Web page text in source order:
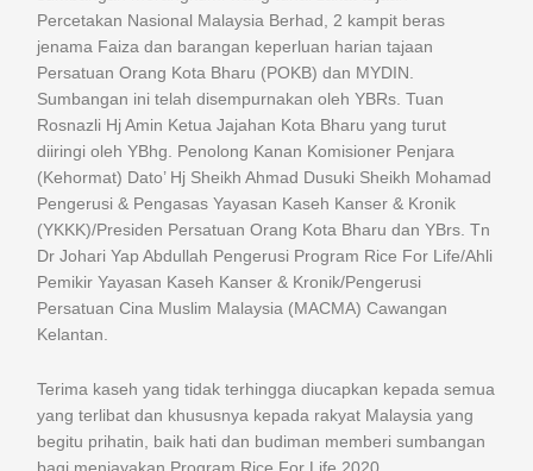
Percetakan Nasional Malaysia Berhad, 2 kampit beras
jenama Faiza dan barangan keperluan harian tajaan
Persatuan Orang Kota Bharu (POKB) dan MYDIN.
Sumbangan ini telah disempurnakan oleh YBRs. Tuan
Rosnazli Hj Amin Ketua Jajahan Kota Bharu yang turut
diiringi oleh YBhg. Penolong Kanan Komisioner Penjara
(Kehormat) Dato’ Hj Sheikh Ahmad Dusuki Sheikh Mohamad
Pengerusi & Pengasas Yayasan Kaseh Kanser & Kronik
(YKKK)/Presiden Persatuan Orang Kota Bharu dan YBrs. Tn
Dr Johari Yap Abdullah Pengerusi Program Rice For Life/Ahli
Pemikir Yayasan Kaseh Kanser & Kronik/Pengerusi
Persatuan Cina Muslim Malaysia (MACMA) Cawangan
Kelantan.
Terima kaseh yang tidak terhingga diucapkan kepada semua
yang terlibat dan khususnya kepada rakyat Malaysia yang
begitu prihatin, baik hati dan budiman memberi sumbangan